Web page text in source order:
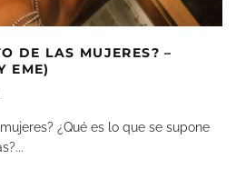
DE LAS MUJERES? –
EME)
¿Qué es lo que se supone
...